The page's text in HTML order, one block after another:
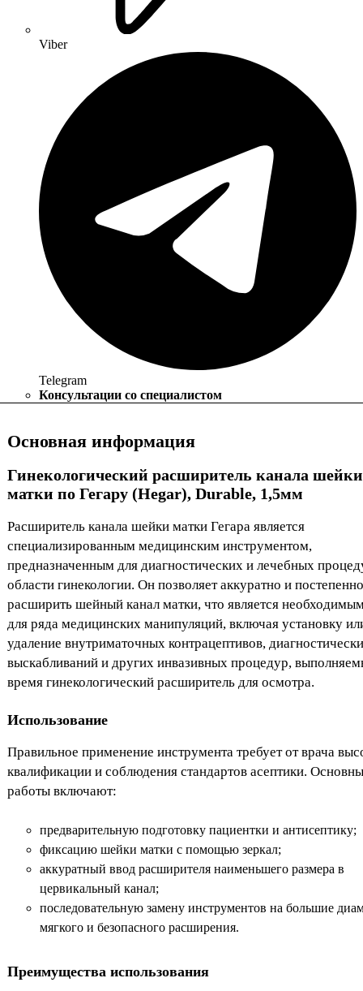
Viber
Telegram
Консультации со специалистом
Основная информация
Гинекологический расширитель канала шейки
матки по Гегару (Hegar), Durable, 1,5мм
Расширитель канала шейки матки Гегара является
специализированным медицинским инструментом,
предназначенным для диагностических и лечебных
области гинекологии. Он позволяет аккуратно и постепенно
расширить шейный канал матки, что является
для ряда медицинских манипуляций, включая установку
удаление внутриматочных контрацептивов,
выскабливаний и других инвазивных процедур,
время гинекологический расширитель для осмотра.
Использование
Правильное применение инструмента требует от врача
квалификации и соблюдения стандартов асептики.
работы включают:
предварительную подготовку пациентки и антисептику;
фиксацию шейки матки с помощью зеркал;
аккуратный ввод расширителя наименьшего размера в
цервикальный канал;
последовательную замену инструментов на большие
мягкого и безопасного расширения.
Преимущества использования